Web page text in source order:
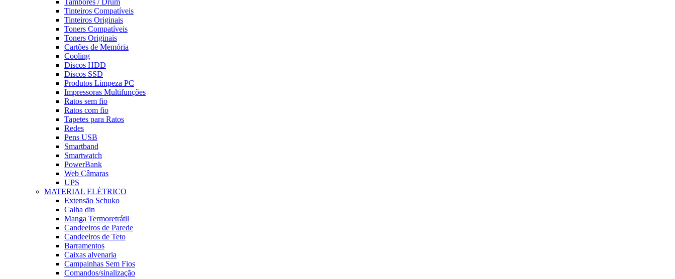
Tinteiros Compatíveis
Tinteiros Originais
Toners Compatíveis
Toners Originais
Cartões de Memória
Cooling
Discos HDD
Discos SSD
Produtos Limpeza PC
Impressoras Multifunções
Ratos sem fio
Ratos com fio
Tapetes para Ratos
Redes
Pens USB
Smartband
Smartwatch
PowerBank
Web Câmaras
UPS
MATERIAL ELÉTRICO
Extensão Schuko
Calha din
Manga Termoretrátil
Candeeiros de Parede
Candeeiros de Teto
Barramentos
Caixas alvenaria
Campainhas Sem Fios
Comandos/sinalização